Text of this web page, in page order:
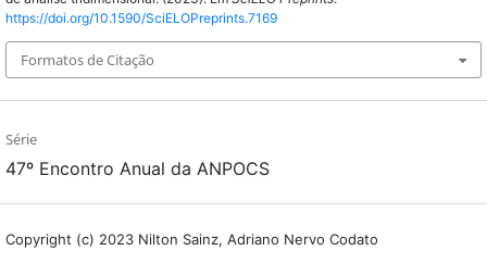
https://doi.org/10.1590/SciELOPreprints.7169
Formatos de Citação
Série
47º Encontro Anual da ANPOCS
Copyright (c) 2023 Nilton Sainz, Adriano Nervo Codato